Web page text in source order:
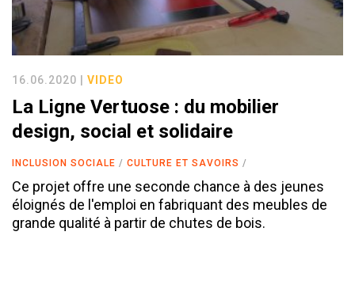
16.06.2020 | VIDEO
La Ligne Vertuose : du mobilier
design, social et solidaire
INCLUSION SOCIALE CULTURE ET SAVOIRS
Ce projet offre une seconde chance à des jeunes
éloignés de l'emploi en fabriquant des meubles de
grande qualité à partir de chutes de bois.